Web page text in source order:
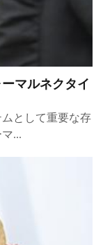
マルネクタイ
として重要な存
...